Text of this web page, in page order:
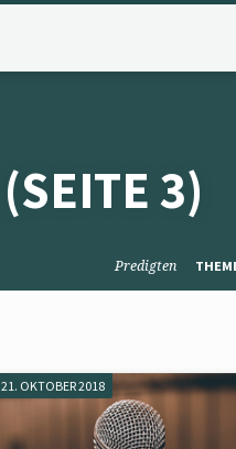
(SEITE 3)
Predigten
21. OKTOBER 2018